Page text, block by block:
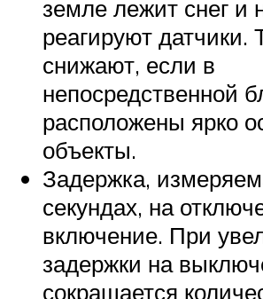
земле лежит снег и
реагируют датчики.
снижают, если в
непосредственной
расположены ярко
объекты.
Задержка,
секундах, на
включение. При
задержки на
сокращается